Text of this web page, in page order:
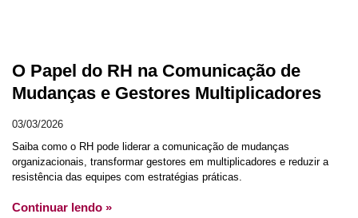
O Papel do RH na Comunicação de
Mudanças e Gestores Multiplicadores
03/03/2026
Saiba como o RH pode liderar a comunicação de mudanças
organizacionais, transformar gestores em multiplicadores e reduzir a
resistência das equipes com estratégias práticas.
Continuar lendo »